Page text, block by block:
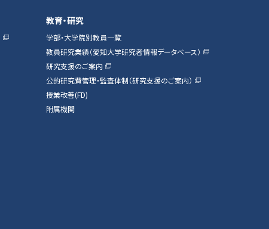
教育・研究
学部・大学院別教員一覧
教員研究業績（愛知大学研究者情報データベース）
研究支援のご案内
公的研究費管理・監査体制（研究支援のご案内）
授業改善(FD)
附属機関